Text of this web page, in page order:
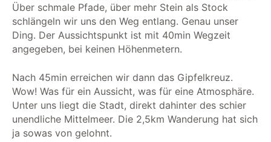
Über schmale Pfade, über mehr Stein als Stock
schlängeln wir uns den Weg entlang. Genau unser
Ding. Der Aussichtspunkt ist mit 40min Wegzeit
angegeben, bei keinen Höhenmetern.
Nach 45min erreichen wir dann das Gipfelkreuz.
Wow! Was für ein Aussicht, was für eine Atmosphäre.
Unter uns liegt die Stadt, direkt dahinter des schier
unendliche Mittelmeer. Die 2,5km Wanderung hat sich
ja sowas von gelohnt.